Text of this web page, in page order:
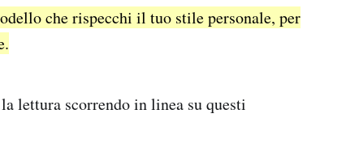
che rispecchi il tuo stile personale, per
lettura scorrendo in linea su questi